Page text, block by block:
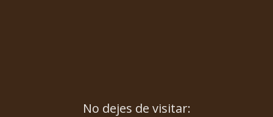
No dejes de visitar: